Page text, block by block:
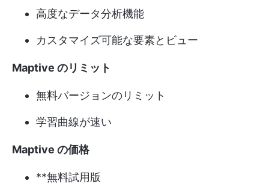
高度なデータ分析機能
カスタマイズ可能な要素とビュー
Maptive のリミット
無料バージョンのリミット
学習曲線が速い
Maptive の価格
**無料試用版